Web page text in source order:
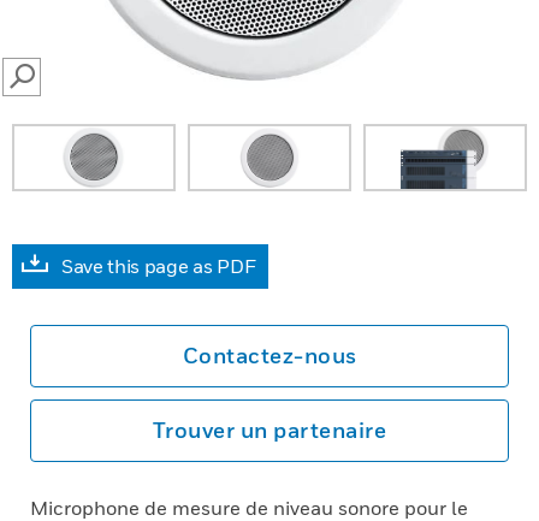
SEARCH
Save this page as PDF
Contactez-nous
Trouver un partenaire
Microphone de mesure de niveau sonore pour le